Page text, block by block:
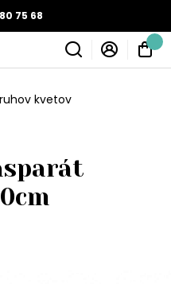
75 68
kvetov